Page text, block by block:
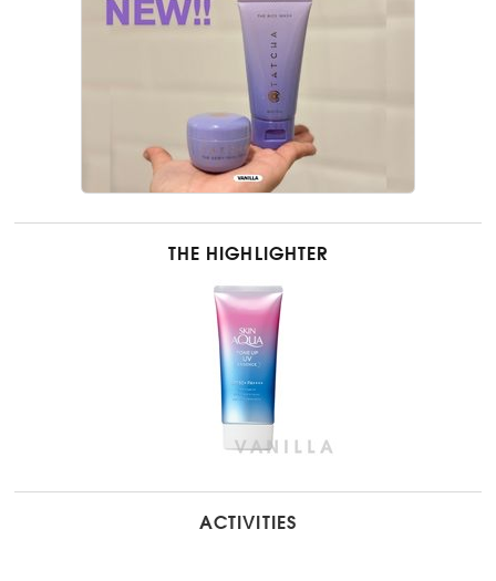
THE HIGHLIGHTER
ACTIVITIES